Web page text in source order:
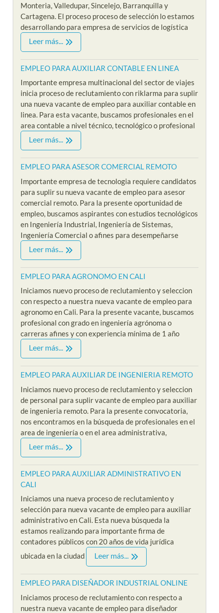
Monteria, Valledupar, Sincelejo, Barranquilla y
Cartagena. El proceso proceso de selección lo estamos
desarrollando para empresa de servicios de logística
Leer más...
EMPLEO PARA AUXILIAR CONTABLE EN LINEA
Importante empresa multinacional del sector de viajes
inicia proceso de reclutamiento con riklarma para suplir
una nueva vacante de empleo para auxiliar contable en
linea. Para esta vacante, buscamos profesionales en el
area contable a nivel técnico, tecnológico o profesional
Leer más...
EMPLEO PARA ASESOR COMERCIAL REMOTO
Importante empresa de tecnologia requiere candidatos
para suplir su nueva vacante de empleo para asesor
comercial remoto. Para la presente oportunidad de
empleo, buscamos aspirantes con estudios tecnológicos
en Ingeniería Industrial, Ingeniería de Sistemas,
Ingeniería Comercial o afines para desempeñarse
Leer más...
EMPLEO PARA AGRONOMO EN CALI
Iniciamos nuevo proceso de reclutamiento y seleccion
con respecto a nuestra nueva vacante de empleo para
agronomo en Cali. Para la presente vacante, buscamos
profesional con grado en ingeniería agrónoma o
carreras afines y con experiencia mínima de 1 año
Leer más...
EMPLEO PARA AUXILIAR DE INGENIERIA REMOTO
Iniciamos nuevo proceso de reclutamiento y seleccion
de personal para suplir vacante de empleo para auxiliar
de ingenieria remoto. Para la presente convocatoria,
nos encontramos en la búsqueda de profesionales en el
area de ingeniería o en el area administrativa,
Leer más...
EMPLEO PARA AUXILIAR ADMINISTRATIVO EN
CALI
Iniciamos una nueva proceso de reclutamiento y
selección para nueva vacante de empleo para auxiliar
administrativo en Cali. Esta nueva búsqueda la
estamos realizando para importante firma de
contadores públicos con 20 años de vida jurídica
ubicada en la ciudad
Leer más...
EMPLEO PARA DISEÑADOR INDUSTRIAL ONLINE
Iniciamos proceso de reclutamiento con respecto a
nuestra nueva vacante de empleo para diseñador